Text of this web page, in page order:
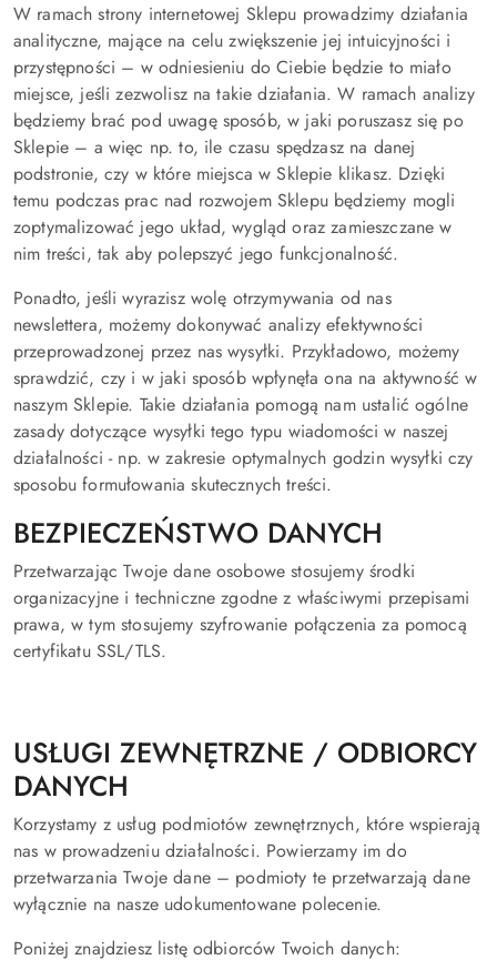
W ramach strony internetowej Sklepu prowadzimy działania
analityczne, mające na celu zwiększenie jej intuicyjności i
przystępności – w odniesieniu do Ciebie będzie to miało
miejsce, jeśli zezwolisz na takie działania. W ramach analizy
będziemy brać pod uwagę sposób, w jaki poruszasz się po
Sklepie – a więc np. to, ile czasu spędzasz na danej
podstronie, czy w które miejsca w Sklepie klikasz. Dzięki
temu podczas prac nad rozwojem Sklepu będziemy mogli
zoptymalizować jego układ, wygląd oraz zamieszczane w
nim treści, tak aby polepszyć jego funkcjonalność.
Ponadto, jeśli wyrazisz wolę otrzymywania od nas
newslettera, możemy dokonywać analizy efektywności
przeprowadzonej przez nas wysyłki. Przykładowo, możemy
sprawdzić, czy i w jaki sposób wpłynęła ona na aktywność w
naszym Sklepie. Takie działania pomogą nam ustalić ogólne
zasady dotyczące wysyłki tego typu wiadomości w naszej
działalności - np. w zakresie optymalnych godzin wysyłki czy
sposobu formułowania skutecznych treści.
BEZPIECZEŃSTWO DANYCH
Przetwarzając Twoje dane osobowe stosujemy środki
organizacyjne i techniczne zgodne z właściwymi przepisami
prawa, w tym stosujemy szyfrowanie połączenia za pomocą
certyfikatu SSL/TLS.
USŁUGI ZEWNĘTRZNE / ODBIORCY
DANYCH
Korzystamy z usług podmiotów zewnętrznych, które wspierają
nas w prowadzeniu działalności. Powierzamy im do
przetwarzania Twoje dane – podmioty te przetwarzają dane
wyłącznie na nasze udokumentowane polecenie.
Poniżej znajdziesz listę odbiorców Twoich danych: